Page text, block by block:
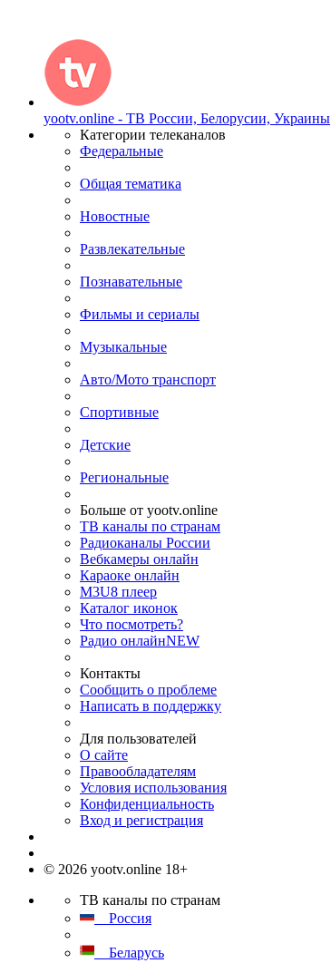
yootv.online - ТВ России, Белорусии, Украины
Категории телеканалов
Федеральные
Общая тематика
Новостные
Развлекательные
Познавательные
Фильмы и сериалы
Музыкальные
Авто/Мото транспорт
Спортивные
Детские
Региональные
Больше от yootv.online
ТВ каналы по странам
Радиоканалы России
Вебкамеры онлайн
Караоке онлайн
M3U8 плеер
Каталог иконок
Что посмотреть?
Радио онлайнNEW
Контакты
Сообщить о проблеме
Написать в поддержку
Для пользователей
О сайте
Правообладателям
Условия использования
Конфиденциальность
Вход и регистрация
© 2026 yootv.online 18+
ТВ каналы по странам
Россия
Беларусь